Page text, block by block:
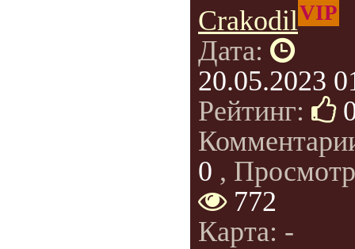
CrakodilVIP
Дата:
20.05.2023
Рейтинг:
0 ,
772
Карта: -